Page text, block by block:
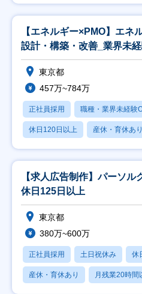
【エネルギー×PMO】エネ
設計・構築・改善_業界未
東京都
457万~784万
正社員採用 職種・業界未経験
休日120日以上 産休・育休あり
【求人広告制作】パーソル
休日125日以上
東京都
380万~600万
正社員採用 土日祝休み 休
産休・育休あり 月残業20時間